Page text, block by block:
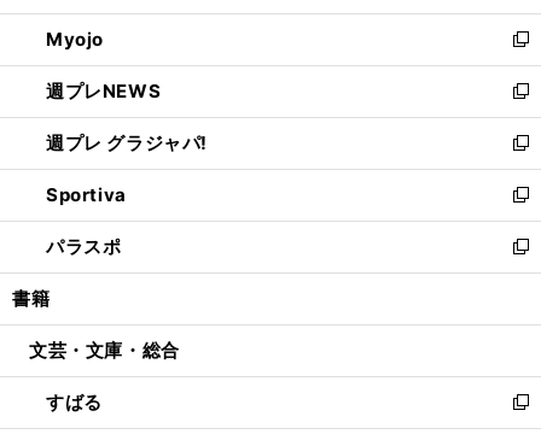
開
く
ウ
で
開
く
ン
ド
ウ
で
開
く
ウ
ィ
ン
ド
ウ
で
開
く
Myojo
新
し
い
ウ
ィ
ン
ド
ウ
で
開
週プレNEWS
新
し
い
ウ
ィ
ン
ド
ウ
開
週プレ グラジャパ!
新
し
い
ウ
ィ
ン
ウ
開
く
Sportiva
新
し
い
ウ
ン
ウ
で
開
パラスポ
新
し
ウ
ン
ド
ウ
書籍
文芸・文庫・総合
すばる
新